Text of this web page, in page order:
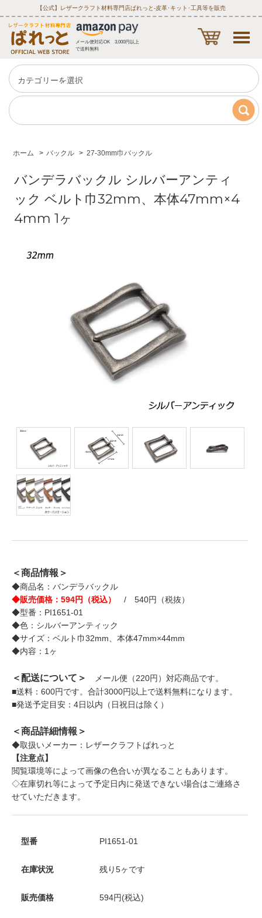
【公式】レザークラフト材料専門店ぱれっと‐皮革･キット･工具等を販売
メール便対応OK 3,000円以上
で送料無料
ホーム > バックル > 27-30mm巾バックル
バンデラバックル シルバーアンティ
ック ベルト巾32mm、本体47mm×4
4mm 1ヶ
＜商品情報＞
◆商品名：バンデラバックル
◆販売価格：594円（税込）
/ 540円（税抜）
◆型番：PI1651-01
◆色：シルバーアンティック
◆サイズ：ベルト巾32mm、本体47mm×44mm
◆内容：1ヶ
＜配送について＞
メール便（220円）対応商品です。
■送料：600円です。合計3000円以上で送料無料になります。
■発送予定目安：4日以内（日祝日は除く）
＜商品詳細情報＞
◆取扱いメーカー：レザークラフトぱれっと
【注意点】
閲覧環境等によって画像の色合いが異なることもあります。
◇在庫切れ等によって予定日内に発送できない場合はご連絡さ
せていただきます。
型番 PI1651-01
在庫状況 残り5ヶです
販売価格 594円(税込)